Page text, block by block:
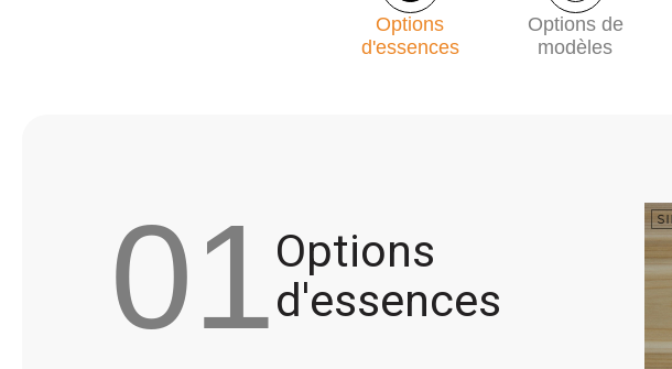
Options
d'essences
Options de
modèles
01Options
d'essences